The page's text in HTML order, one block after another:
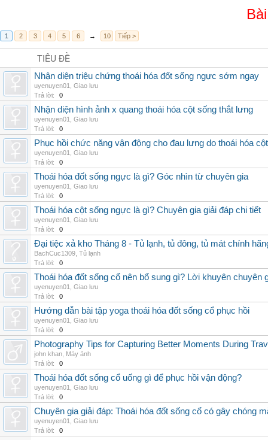
1 2 3 4 5 6 → 10 Tiếp >
TIÊU ĐỀ
Nhận diện triệu chứng thoái hóa đốt sống ngực sớm ngay
uyenuyen01
Giao lưu
Trả lời:
0
Nhận diện hình ảnh x quang thoái hóa cột sống thắt lưng
uyenuyen01
Giao lưu
Trả lời:
0
Phục hồi chức năng vận động cho đau lưng do thoái hóa
uyenuyen01
Giao lưu
Trả lời:
0
Thoái hóa đốt sống ngực là gì? Góc nhìn từ chuyên gia
uyenuyen01
Giao lưu
Trả lời:
0
Thoái hóa cột sống ngực là gì? Chuyên gia giải đáp chi tiết
uyenuyen01
Giao lưu
Trả lời:
0
Đại tiệc xả kho Tháng 8 - Tủ lạnh, tủ đông, tủ mát chính
BachCuc1309 Tủ lạnh
Trả lời:
0
Thoái hóa đốt sống cổ nên bổ sung gì? Lời khuyên chuyên
uyenuyen01
Giao lưu
Trả lời:
0
Hướng dẫn bài tập yoga thoái hóa đốt sống cổ phục hồi
uyenuyen01
Giao lưu
Trả lời:
0
Photography Tips for Capturing Better Moments During
john khan Máy ảnh
Trả lời:
0
Thoái hóa đốt sống cổ uống gì để phục hồi vận động?
uyenuyen01
Giao lưu
Trả lời:
0
Chuyên gia giải đáp: Thoái hóa đốt sống cổ có gây chóng
uyenuyen01
Giao lưu
Trả lời:
0